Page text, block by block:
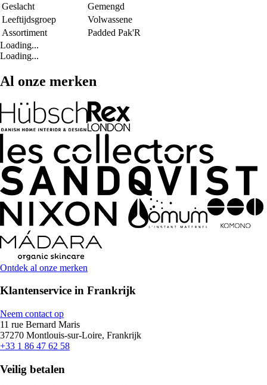
Geslacht
Gemengd
Leeftijdsgroep
Volwassene
Assortiment
Padded Pak'R
Loading...
Loading...
Al onze merken
Ontdek al onze merken
Klantenservice in Frankrijk
Neem contact op
11 rue Bernard Maris
37270 Montlouis-sur-Loire, Frankrijk
+33 1 86 47 62 58
Veilig betalen